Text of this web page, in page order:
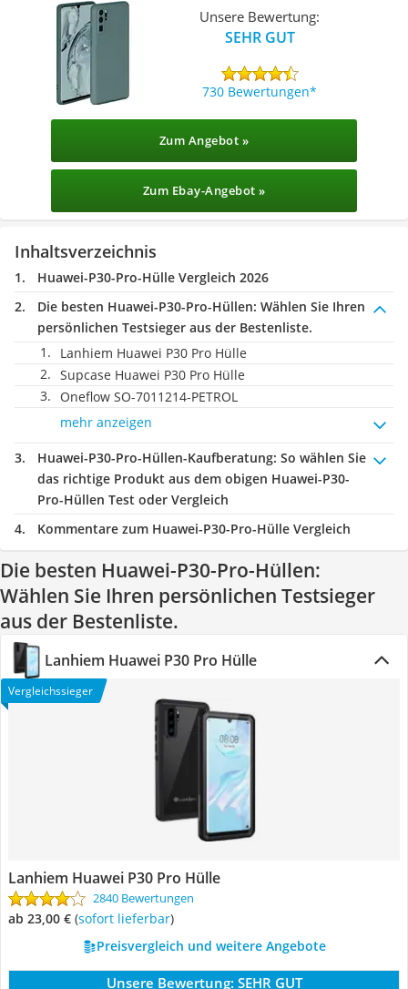
Unsere Bewertung:
SEHR GUT
730 Bewertungen
Zum Angebot »
Zum Ebay-Angebot »
Inhaltsverzeichnis
Huawei-P30-Pro-Hülle Vergleich 2026
Die besten Huawei-P30-Pro-Hüllen: Wählen Sie Ihren
persönlichen Testsieger aus der Bestenliste.
Lanhiem Huawei P30 Pro Hülle
Supcase Huawei P30 Pro Hülle
Oneflow SO-7011214-PETROL
mehr anzeigen
Huawei-P30-Pro-Hüllen-Kaufberatung: So wählen Sie
das richtige Produkt aus dem obigen Huawei-P30-
Pro-Hüllen Test oder Vergleich
Kommentare zum Huawei-P30-Pro-Hülle Vergleich
Die besten Huawei-P30-Pro-Hüllen:
Wählen Sie Ihren persönlichen Testsieger
aus der Bestenliste.
Lanhiem Huawei P30 Pro Hülle
Vergleichssieger
Lanhiem Huawei P30 Pro Hülle
2840 Bewertungen
ab 23,00 € ( Sofort lieferbar)
Preisvergleich und weitere Angebote
Unsere Bewertung: SEHR GUT